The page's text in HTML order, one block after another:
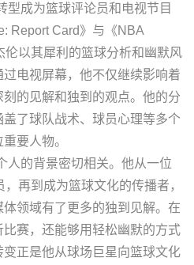
型成为篮球评论员和电视节目
Report Card》与《NBA
以其犀利的篮球分析和幽默风
电视屏幕，他不仅继续影响着
的见解和独到的观点。他的分
了球队战术、球员心理等多个
要人物。
人的背景密切相关。他从一位
再到成为篮球文化的传播者，
领域有了更多的独到见解。在
赛，还能够用轻松幽默的方式
正是他从球场巨星向篮球文化